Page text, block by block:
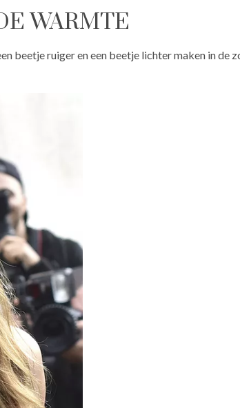
WARMTE
beetje ruiger en een beetje lichter maken in de